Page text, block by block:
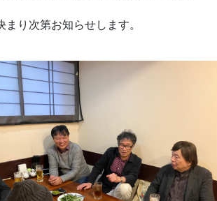
り次第お知らせします。